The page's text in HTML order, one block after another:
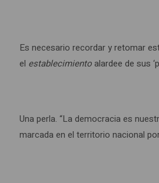
Es necesario recordar y retomar
el establecimiento alardee de sus
Una perla. “La democracia es
marcada en el territorio nacional